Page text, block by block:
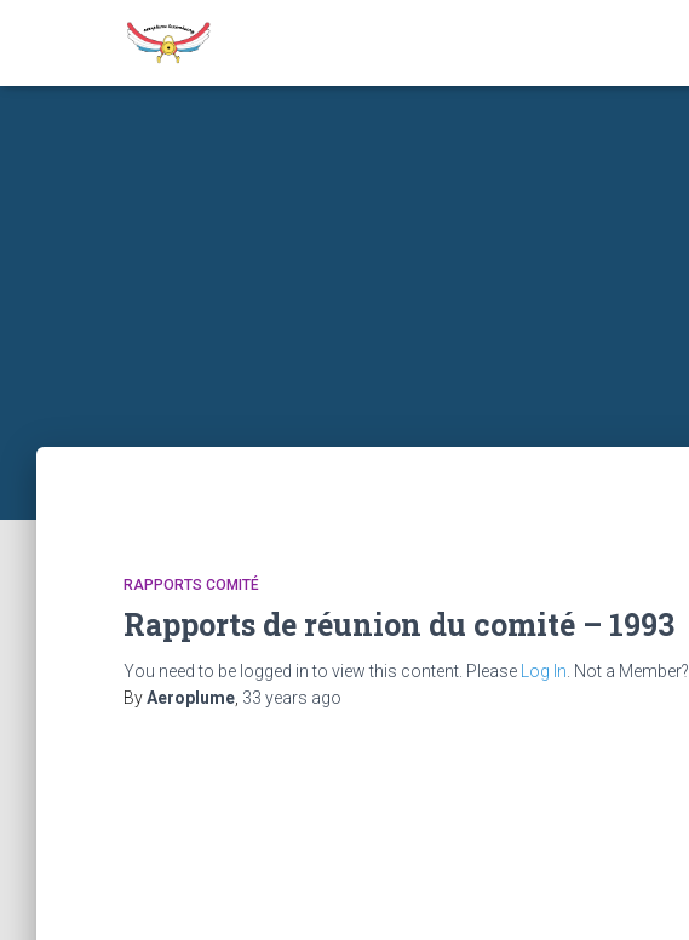
RAPPORTS COMITÉ
Rapports de réunion du comité – 1993
You need to be logged in to view this content. Please Log In . Not a Member?
ByAeroplume 33 years ago